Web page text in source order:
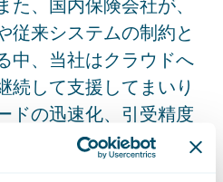
従来システムの制約と
中、当社はクラウドへ
続して支援してまいり
ドの迅速化、引受精度
といった面で具体的な
社が高まる市場の期待